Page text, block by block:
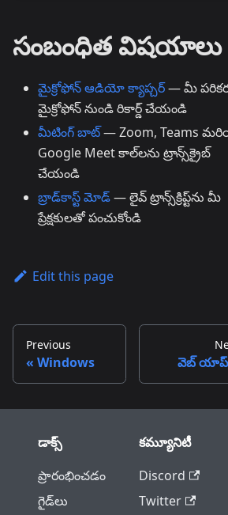
సంబంధిత విషయాలు
మైక్రోఫోన్ ఆడియో క్యాప్చర్— మీ
మైక్రోఫోన్ నుండి రికార్డ్ చేయండి
మీటింగ్ బాట్— Zoom, Teams
Google Meet కాల్‌లను ట్రాన్స్‌క్రైబ్
చేయండి
బ్రాడ్‌కాస్ట్ మోడ్— లైవ్ ట్రాన్స్‌క్రిప్ట్‌ను మీ
ప్రేక్షకులతో పంచుకోండి
Edit this page
Previous
Windows వెబ్ యాప్
డాక్స్
ప్రారంభించడం
గైడ్‌లు
కమ్యూనిటీ
Discord
Twitter